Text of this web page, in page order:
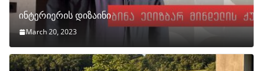
ინტერიერის დიზაინი
March 20, 2023